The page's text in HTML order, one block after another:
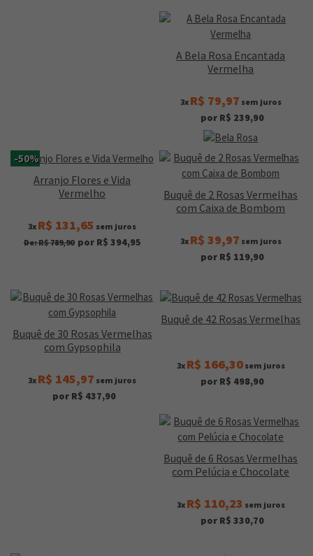
A Bela Rosa Encantada
Vermelha
3x R$ 79,97 sem juros
por R$ 239,90
-50%
Arranjo Flores e Vida
Vermelho
3x R$ 131,65 sem juros
De: R$ 789,90 por R$ 394,95
Buquê de 2 Rosas Vermelhas
com Caixa de Bombom
3x R$ 39,97 sem juros
por R$ 119,90
Buquê de 30 Rosas Vermelhas
com Gypsophila
3x R$ 145,97 sem juros
por R$ 437,90
Buquê de 42 Rosas Vermelhas
3x R$ 166,30sem juros
por R$ 498,90
Buquê de 6 Rosas Vermelhas
com Pelúcia e Chocolate
3x R$ 110,23 sem juros
por R$ 330,70